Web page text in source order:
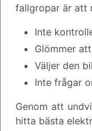
fallgropar är att
Inte
Glömmer
Väljer den
Inte frågar
Genom att
hitta bästa